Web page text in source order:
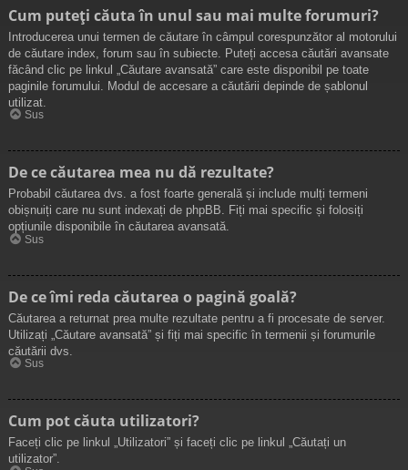
Cum puteți căuta în unul sau mai multe forumuri?
Introducerea unui termen de căutare în câmpul corespunzător al motorului
de căutare index, forum sau în subiecte. Puteți accesa căutări avansate
făcând clic pe linkul „Căutare avansată” care este disponibil pe toate
paginile forumului. Modul de accesare a căutării depinde de șablonul
utilizat.
Sus
De ce căutarea mea nu dă rezultate?
Probabil căutarea dvs. a fost foarte generală și include mulți termeni
obișnuiți care nu sunt indexați de phpBB. Fiți mai specific și folosiți
opțiunile disponibile în căutarea avansată.
Sus
De ce îmi reda căutarea o pagină goală?
Căutarea a returnat prea multe rezultate pentru a fi procesate de server.
Utilizați „Căutare avansată” și fiți mai specific în termenii și forumurile
căutării dvs.
Sus
Cum pot căuta utilizatori?
Faceți clic pe linkul „Utilizatori” și faceți clic pe linkul „Căutați un
utilizator”.